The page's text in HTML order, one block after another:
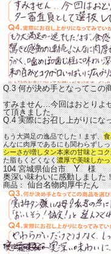
Q.3 何が決め手となってこの
すみません…今回はおとりよ
て頂きました。
Q.4 実際にお召し上がりにな
もう大満足の逸品でした！まず、
んなに肉厚であるにも関わらずし
シーさが増しタン本来の甘味とコ
た脂もくどくなく濃厚で美味しかっ
104 宮城県仙台市Y様
奥深い味わいに感動しました
商品：仙台名物肉厚牛たん